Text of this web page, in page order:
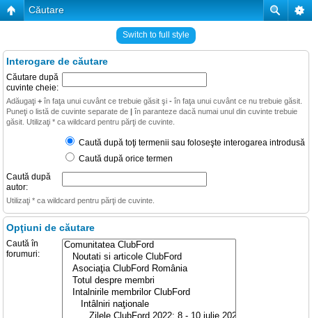
Căutare
Switch to full style
Interogare de căutare
Căutare după
cuvinte cheie:
Adăugaţi + în faţa unui cuvânt ce trebuie găsit şi - în faţa unui cuvânt ce nu trebuie găsit.
Puneţi o listă de cuvinte separate de | în paranteze dacă numai unul din cuvinte trebuie
găsit. Utilizaţi * ca wildcard pentru părţi de cuvinte.
Caută după toţi termenii sau foloseşte interogarea introdusă
Caută după orice termen
Caută după
autor:
Utilizaţi * ca wildcard pentru părţi de cuvinte.
Opţiuni de căutare
Caută în
forumuri: